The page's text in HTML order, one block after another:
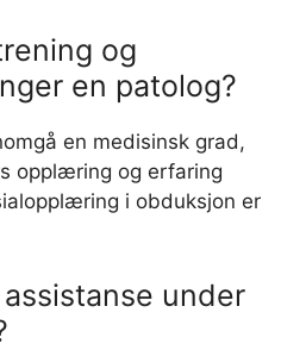
og
en patolog?
en medisinsk grad,
opplæring og erfaring
i obduksjon er
under